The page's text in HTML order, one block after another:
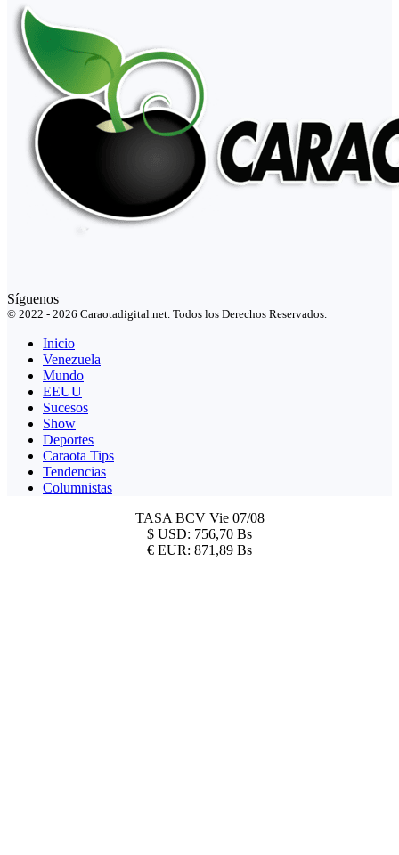
Síguenos
© 2022 - 2026 Caraotadigital.net. Todos los Derechos Reservados.
Inicio
Venezuela
Mundo
EEUU
Sucesos
Show
Deportes
Caraota Tips
Tendencias
Columnistas
TASA BCV Vie 07/08
$ USD: 756,70 Bs
€ EUR: 871,89 Bs